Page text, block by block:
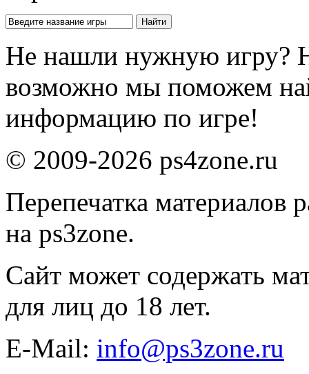
Не нашли нужную игру?
возможно мы поможем
информацию по игре!
© 2009-2026 ps4zone.ru
Перепечатка материалов
на ps3zone.
Сайт может содержать
для лиц до 18 лет.
E-Mail: info@ps3zone.ru